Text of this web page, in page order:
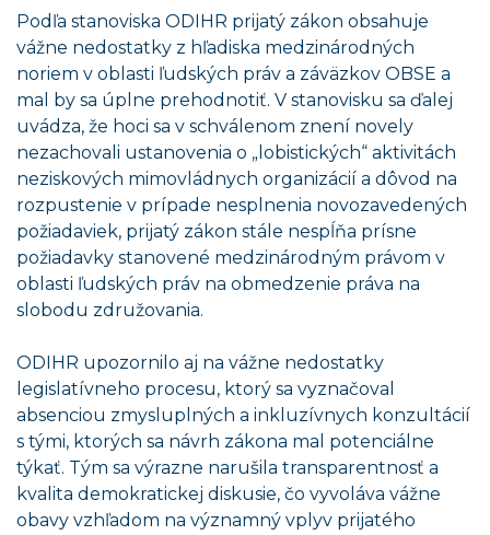
Podľa stanoviska ODIHR prijatý zákon obsahuje
vážne nedostatky z hľadiska medzinárodných
noriem v oblasti ľudských práv a záväzkov OBSE a
mal by sa úplne prehodnotiť. V stanovisku sa ďalej
uvádza, že hoci sa v schválenom znení novely
nezachovali ustanovenia o „lobistických“ aktivitách
neziskových mimovládnych organizácií a dôvod na
rozpustenie v prípade nesplnenia novozavedených
požiadaviek, prijatý zákon stále nespĺňa prísne
požiadavky stanovené medzinárodným právom v
oblasti ľudských práv na obmedzenie práva na
slobodu združovania.
ODIHR upozornilo aj na vážne nedostatky
legislatívneho procesu, ktorý sa vyznačoval
absenciou zmysluplných a inkluzívnych konzultácií
s tými, ktorých sa návrh zákona mal potenciálne
týkať. Tým sa výrazne narušila transparentnosť a
kvalita demokratickej diskusie, čo vyvoláva vážne
obavy vzhľadom na významný vplyv prijatého